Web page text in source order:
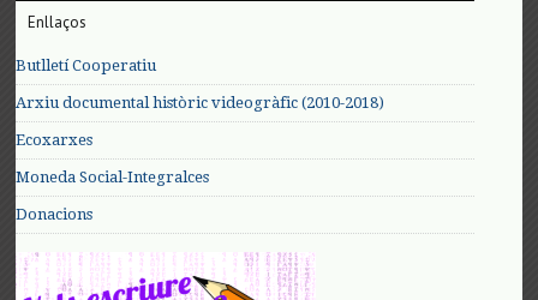
Enllaços
Butlletí Cooperatiu
Arxiu documental històric videogràfic (2010-2018)
Ecoxarxes
Moneda Social-Integralces
Donacions